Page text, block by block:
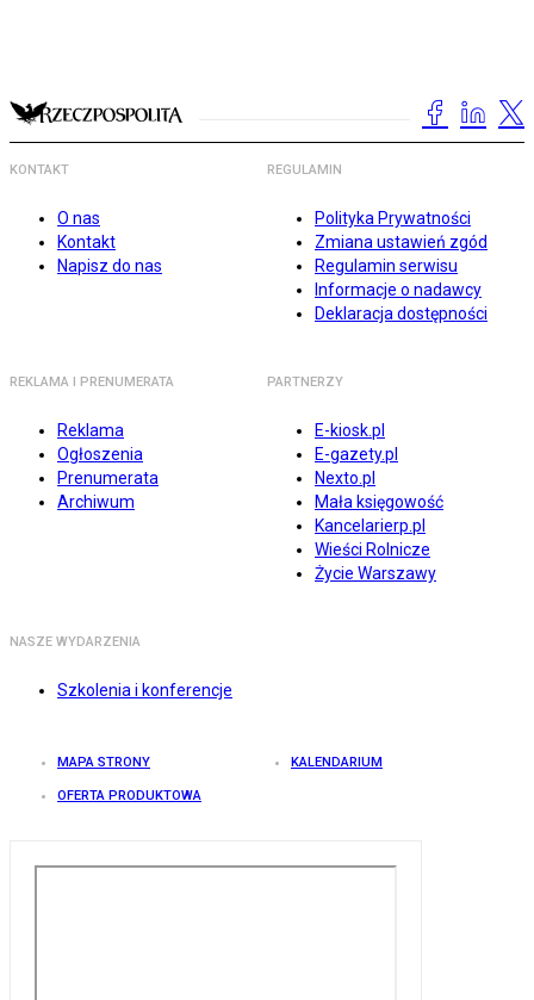
KONTAKT
O nas
Kontakt
Napisz do nas
REGULAMIN
Polityka Prywatności
Zmiana ustawień zgód
Regulamin serwisu
Informacje o nadawcy
Deklaracja dostępności
REKLAMA I PRENUMERATA
Reklama
Ogłoszenia
Prenumerata
Archiwum
PARTNERZY
E-kiosk.pl
E-gazety.pl
Nexto.pl
Mała księgowość
Kancelarierp.pl
Wieści Rolnicze
Życie Warszawy
NASZE WYDARZENIA
Szkolenia i konferencje
MAPA STRONY KALENDARIUM
OFERTA PRODUKTOWA